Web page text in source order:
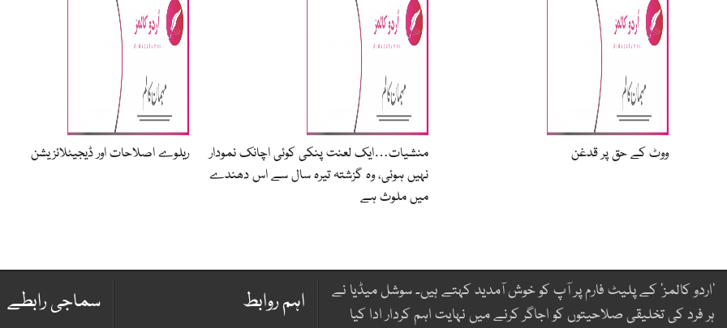
ووٹ کے حق پر قدغن
منشیات…ایک لعنت پنکی کوئی اچانک نمودار
نہیں ہوئی، وہ گزشتہ تیرہ سال سے اس دھندے
میں ملوث ہے
ریلوے اصلاحات اور ڈیجیٹلائزیشن
سماجی رابطے اہم روابط
’اردو کالمز‘ کے پلیٹ فارم پر آپ کو خوش آمدید کہتے ہیں۔ سوشل میڈیا نے
ہر فرد کی تخلیقی صلاحیتوں کو اجاگر کرنے میں نہایت اہم کردار ادا کیا